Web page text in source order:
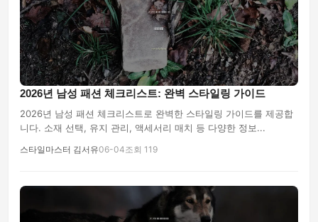
2026년 남성 패션 체크리스트: 완벽 스타일링 가이드
2026년 남성 패션 체크리스트로 완벽한 스타일링 가이드를 제공합
니다. 소재 선택, 유지 관리, 액세서리 매치 등 다양한 정보...
스타일마스터 김서유06-04조회 119